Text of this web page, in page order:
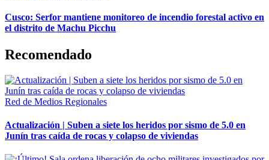
Cusco: Serfor mantiene monitoreo de incendio forestal activo en
el distrito de Machu Picchu
Recomendado
Red de Medios Regionales
Actualización | Suben a siete los heridos por sismo de 5.0 en
Junín tras caída de rocas y colapso de viviendas